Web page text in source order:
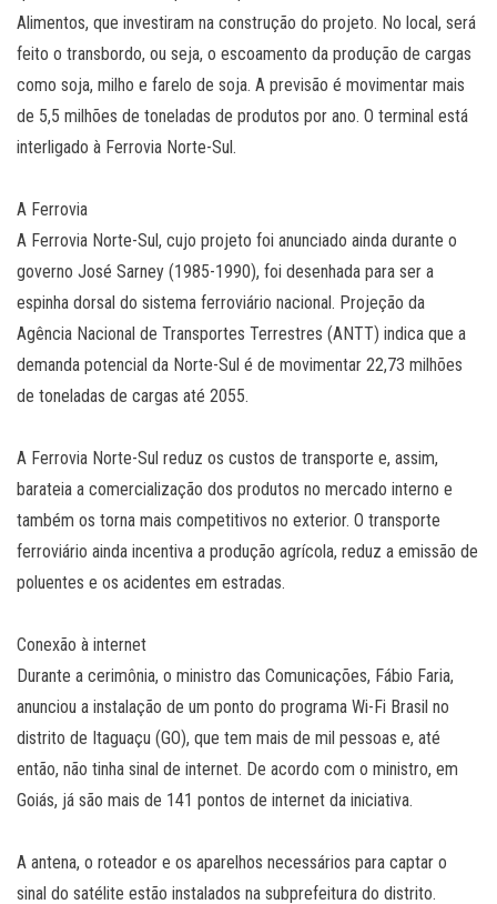
Alimentos, que investiram na construção do projeto. No local, será
feito o transbordo, ou seja, o escoamento da produção de cargas
como soja, milho e farelo de soja. A previsão é movimentar mais
de 5,5 milhões de toneladas de produtos por ano. O terminal está
interligado à Ferrovia Norte-Sul.
A Ferrovia
A Ferrovia Norte-Sul, cujo projeto foi anunciado ainda durante o
governo José Sarney (1985-1990), foi desenhada para ser a
espinha dorsal do sistema ferroviário nacional. Projeção da
Agência Nacional de Transportes Terrestres (ANTT) indica que a
demanda potencial da Norte-Sul é de movimentar 22,73 milhões
de toneladas de cargas até 2055.
A Ferrovia Norte-Sul reduz os custos de transporte e, assim,
barateia a comercialização dos produtos no mercado interno e
também os torna mais competitivos no exterior. O transporte
ferroviário ainda incentiva a produção agrícola, reduz a emissão de
poluentes e os acidentes em estradas.
Conexão à internet
Durante a cerimônia, o ministro das Comunicações, Fábio Faria,
anunciou a instalação de um ponto do programa Wi-Fi Brasil no
distrito de Itaguaçu (GO), que tem mais de mil pessoas e, até
então, não tinha sinal de internet. De acordo com o ministro, em
Goiás, já são mais de 141 pontos de internet da iniciativa.
A antena, o roteador e os aparelhos necessários para captar o
sinal do satélite estão instalados na subprefeitura do distrito.